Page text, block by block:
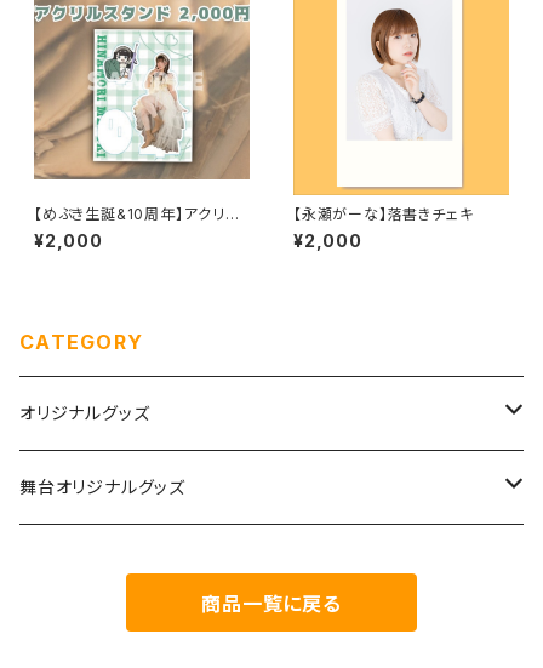
【めぶき生誕&10周年】アクリル
スタンド
¥2,000
【永瀬がーな】落書きチェキ
¥2,000
CATEGORY
オリジナルグッズ
チェキ
めぶき生誕&10周年
舞台オリジナルグッズ
Agartha Step-アガルタステップ-
商品一覧に戻る